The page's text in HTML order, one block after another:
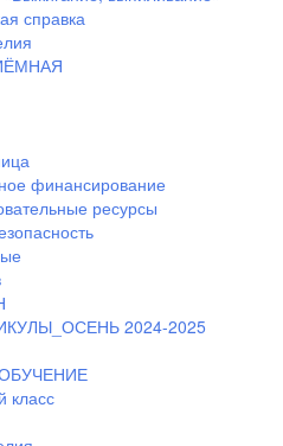
справка
финансирование
ресурсы
2024-2025
класс